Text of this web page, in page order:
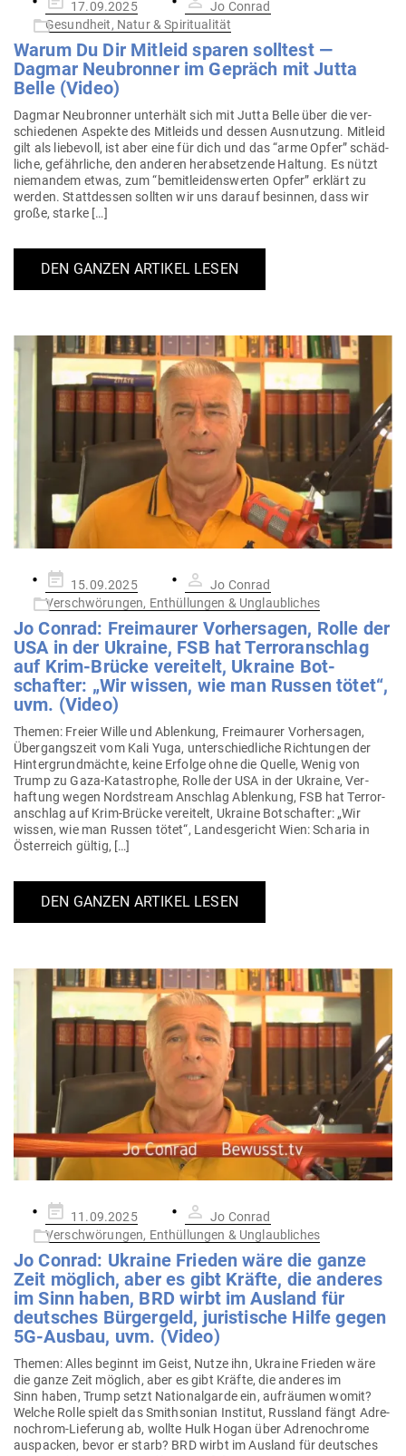
am
17.09.2025
Jo Conrad
Gesundheit, Natur & Spiritualität
Warum Du Dir Mitleid sparen solltest —
Dagmar Neu­bronner im Gepräch mit Jutta
Belle (Video)
Dagmar Neu­bronner unterhält sich mit Jutta Belle über die ver­
schie­denen Aspekte des Mit­leids und dessen Aus­nutzung. Mitleid
gilt als lie­bevoll, ist aber eine für dich und das “arme Opfer” schäd­
liche, gefähr­liche, den anderen her­ab­set­zende Haltung. Es nützt
nie­mandem etwas, zum “bemit­lei­dens­werten Opfer” erklärt zu
werden. Statt­dessen sollten wir uns darauf besinnen, dass wir
große, starke […]
DEN GANZEN ARTIKEL LESEN
Gepostet
am
15.09.2025
Jo Conrad
Verschwörungen, Enthüllungen & Unglaubliches
Jo Conrad: Frei­maurer Vor­her­sagen, Rolle der
USA in der Ukraine, FSB hat Ter­ror­an­schlag
auf Krim-Brücke ver­eitelt, Ukraine Bot­
schafter: „Wir wissen, wie man Russen tötet“,
uvm. (Video)
Themen: Freier Wille und Ablenkung, Frei­maurer Vor­her­sagen,
Über­gangszeit vom Kali Yuga, unter­schied­liche Rich­tungen der
Hin­ter­grund­mächte, keine Erfolge ohne die Quelle, Wenig von
Trump zu Gaza-Kata­strophe, Rolle der USA in der Ukraine, Ver­
haftung wegen Nord­stream Anschlag Ablenkung, FSB hat Ter­ror­
an­schlag auf Krim-Brücke ver­eitelt, Ukraine Bot­schafter: „Wir
wissen, wie man Russen tötet“, Lan­des­ge­richt Wien: Scharia in
Öster­reich gültig, […]
DEN GANZEN ARTIKEL LESEN
Gepostet
am
11.09.2025
Jo Conrad
Verschwörungen, Enthüllungen & Unglaubliches
Jo Conrad: Ukraine Frieden wäre die ganze
Zeit möglich, aber es gibt Kräfte, die anderes
im Sinn haben, BRD wirbt im Ausland für
deut­sches Bür­gergeld, juris­tische Hilfe gegen
5G-Ausbau, uvm. (Video)
Themen: Alles beginnt im Geist, Nutze ihn, Ukraine Frieden wäre
die ganze Zeit möglich, aber es gibt Kräfte, die anderes im
Sinn haben, Trump setzt Natio­nal­garde ein, auf­räumen womit?
Welche Rolle spielt das Smit­h­sonian Institut, Russland fängt Adre­­
no­chrom-Lie­­ferung ab, wollte Hulk Hogan über Adre­no­chrome
aus­packen, bevor er starb? BRD wirbt im Ausland für deut­sches